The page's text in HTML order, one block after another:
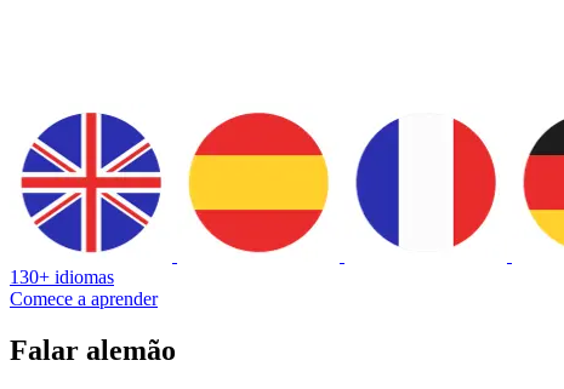
130+ idiomas
Comece a aprender
Falar alemão